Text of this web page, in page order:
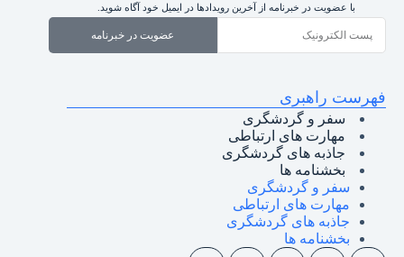
با عضویت در خبرنامه از آخرین رویدادها در ایمیل خود آگاه شوید.
عضویت در خبرنامه
فهرست راهبری
سفر و گردشگری
مهارت های ارتباطی
جاذبه های گردشگری
بخشنامه ها
سفر و گردشگری
مهارت های ارتباطی
جاذبه های گردشگری
بخشنامه ها